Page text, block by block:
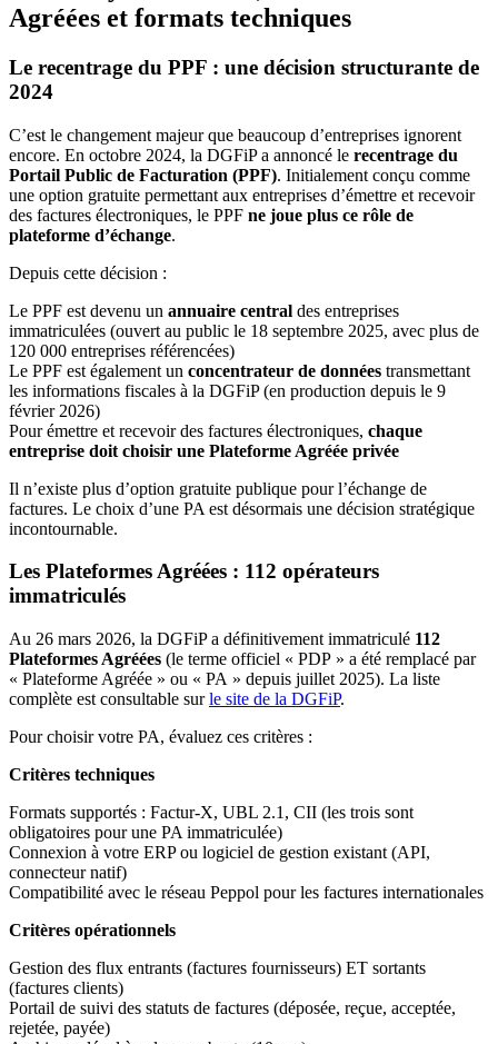
Agréées et formats techniques
Le recentrage du PPF : une décision structurante de
2024
C’est le changement majeur que beaucoup d’entreprises ignorent
encore. En octobre 2024, la DGFiP a annoncé le recentrage du
Portail Public de Facturation (PPF). Initialement conçu comme
une option gratuite permettant aux entreprises d’émettre et recevoir
des factures électroniques, le PPF ne joue plus ce rôle de
plateforme d’échange.
Depuis cette décision :
Le PPF est devenu un annuaire central des entreprises
immatriculées (ouvert au public le 18 septembre 2025, avec plus de
120 000 entreprises référencées)
Le PPF est également un concentrateur de données transmettant
les informations fiscales à la DGFiP (en production depuis le 9
février 2026)
Pour émettre et recevoir des factures électroniques, chaque
entreprise doit choisir une Plateforme Agréée privée
Il n’existe plus d’option gratuite publique pour l’échange de
factures. Le choix d’une PA est désormais une décision stratégique
incontournable.
Les Plateformes Agréées : 112 opérateurs
immatriculés
Au 26 mars 2026, la DGFiP a définitivement immatriculé 112
Plateformes Agréées (le terme officiel « PDP » a été remplacé par
« Plateforme Agréée » ou « PA » depuis juillet 2025). La liste
complète est consultable surle site de la DGFiP.
Pour choisir votre PA, évaluez ces critères :
Critères techniques
Formats supportés : Factur-X, UBL 2.1, CII (les trois sont
obligatoires pour une PA immatriculée)
Connexion à votre ERP ou logiciel de gestion existant (API,
connecteur natif)
Compatibilité avec le réseau Peppol pour les factures internationales
Critères opérationnels
Gestion des flux entrants (factures fournisseurs) ET sortants
(factures clients)
Portail de suivi des statuts de factures (déposée, reçue, acceptée,
rejetée, payée)